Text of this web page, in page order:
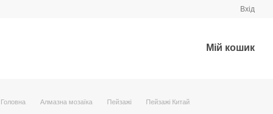
Вхід
Мій кошик
Головна Алмазна мозаїка Пейзажі Пейзажі Китай